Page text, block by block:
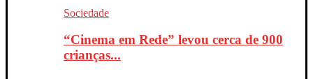
Sociedade
“Cinema em Rede” levou cerca de 900
crianças...